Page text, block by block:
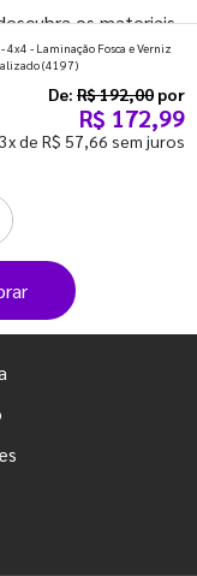
os materiais
o segundo
- Laminação Fosca e Verniz
(4197)
De: R$ 192,00 por
R$ 172,99
de R$ 57,66 sem juros